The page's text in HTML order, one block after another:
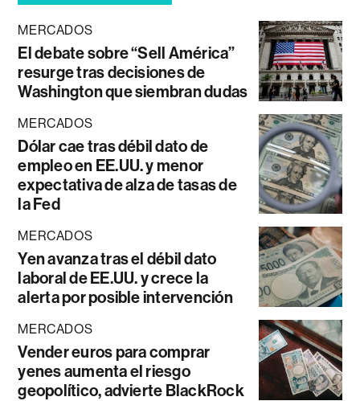
MERCADOS
El debate sobre “Sell América”
resurge tras decisiones de
Washington que siembran dudas
MERCADOS
Dólar cae tras débil dato de
empleo en EE.UU. y menor
expectativa de alza de tasas de
la Fed
MERCADOS
Yen avanza tras el débil dato
laboral de EE.UU. y crece la
alerta por posible intervención
MERCADOS
Vender euros para comprar
yenes aumenta el riesgo
geopolítico, advierte BlackRock